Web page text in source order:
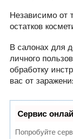
Независимо от
остатков
В салонах для
личного
обработку
вас от
Сервис
Попробуйте